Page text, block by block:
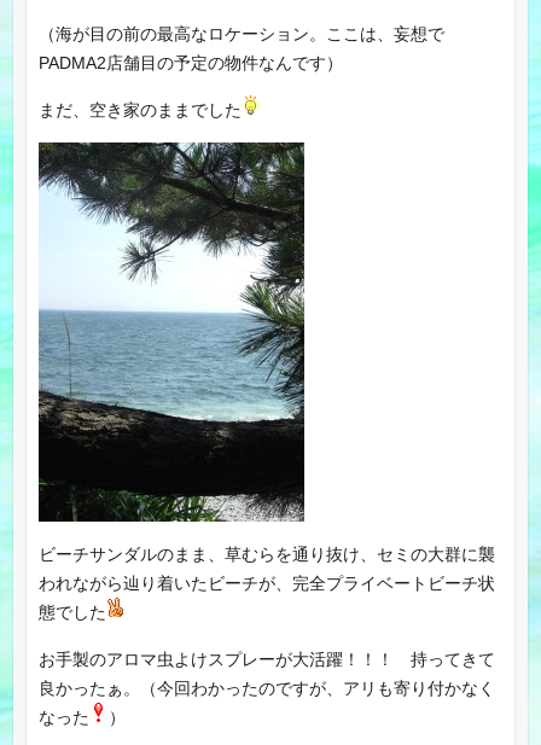
（海が目の前の最高なロケーション。ここは、妄想で
PADMA2店舗目の予定の物件なんです）
まだ、空き家のままでした
ビーチサンダルのまま、草むらを通り抜け、セミの大群に襲
われながら辿り着いたビーチが、完全プライベートビーチ状
態でした
お手製のアロマ虫よけスプレーが大活躍！！！ 持ってきて
良かったぁ。（今回わかったのですが、アリも寄り付かなく
なった
）